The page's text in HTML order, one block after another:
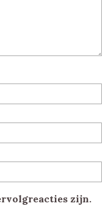
zijn.